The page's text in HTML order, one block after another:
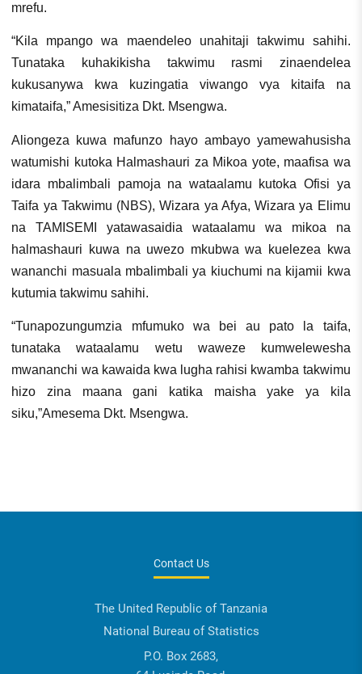
mrefu.
“Kila mpango wa maendeleo unahitaji takwimu sahihi.
Tunataka kuhakikisha takwimu rasmi zinaendelea
kukusanywa kwa kuzingatia viwango vya kitaifa na
kimataifa,” Amesisitiza Dkt. Msengwa.
Aliongeza kuwa mafunzo hayo ambayo yamewahusisha
watumishi kutoka Halmashauri za Mikoa yote, maafisa wa
idara mbalimbali pamoja na wataalamu kutoka Ofisi ya
Taifa ya Takwimu (NBS), Wizara ya Afya, Wizara ya Elimu
na TAMISEMI yatawasaidia wataalamu wa mikoa na
halmashauri kuwa na uwezo mkubwa wa kuelezea kwa
wananchi masuala mbalimbali ya kiuchumi na kijamii kwa
kutumia takwimu sahihi.
“Tunapozungumzia mfumuko wa bei au pato la taifa,
tunataka wataalamu wetu waweze kumwelewesha
mwananchi wa kawaida kwa lugha rahisi kwamba takwimu
hizo zina maana gani katika maisha yake ya kila
siku,”Amesema Dkt. Msengwa.
Contact Us
The United Republic of Tanzania
National Bureau of Statistics
P.O. Box 2683,